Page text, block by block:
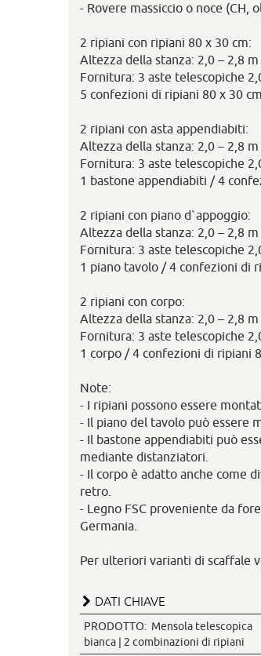
- Rovere massiccio o noce (CH,
2 ripiani con ripiani 80 x 30 cm:
Altezza della stanza: 2,0 – 2,8
Fornitura: 3 aste telescopiche
5 confezioni di ripiani 80 x 30
2 ripiani con asta appendiabiti:
Altezza della stanza: 2,0 – 2,8
Fornitura: 3 aste telescopiche
1 bastone appendiabiti / 4
2 ripiani con piano d`appoggio:
Altezza della stanza: 2,0 – 2,8
Fornitura: 3 aste telescopiche
1 piano tavolo / 4 confezioni di
2 ripiani con corpo:
Altezza della stanza: 2,0 – 2,8
Fornitura: 3 aste telescopiche
1 corpo / 4 confezioni di ripiani
Note:
- I ripiani possono essere
- Il piano del tavolo può essere
- Il bastone appendiabiti può
mediante distanziatori.
- Il corpo è adatto anche come
retro.
- Legno FSC proveniente da
Germania.
Per ulteriori varianti di scaffale
DATI CHIAVE
PRODOTTO: Mensola telescopica
bianca | 2 combinazioni di ripiani